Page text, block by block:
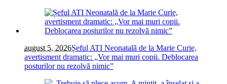
august 5, 2026Șeful ATI Neonatală de la Marie Curie,
avertisment dramatic: „Vor mai muri copii. Deblocarea
posturilor nu rezolvă nimic”